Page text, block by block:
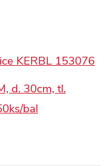
KERBL 153076
d. 30cm, tl.
bal